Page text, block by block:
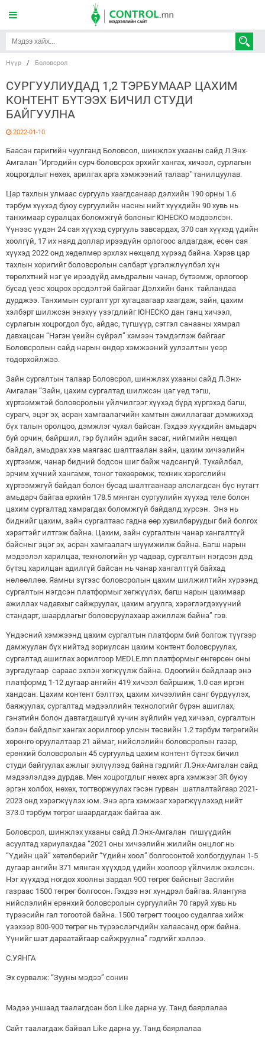
Нүүр / Боловсрол
СУРГУУЛИУДАД 1,2 ТЭРБУМААР ЦАХИМ
КОНТЕНТ БҮТЭЭХ БИЧИЛ СТУДИ
БАЙГУУЛНА
2022-01-10
Баасан гаригийн чуулганд Боловсол, шинжлэх ухааны сайд Л.Энх-
Амгалан "Иргэдийн сурч боловсрох эрхийг хангах, хичээл, сурлагын
хоцрогдлыг нөхөх, арилгах арга хэмжээний талаар" танилцуулав.
Цар тахлын улмаас сургууль хаагдсанаар дэлхийн 190 орны 1.6
тэрбум хүүхэд буюу сургуулийн насны нийт хүүхдийн 90 хувь нь
танхимаар суралцах боломжгүй болсныг ЮНЕСКО мэдээлсэн.
Үүнээс үүдэн 24 сая хүүхэд сургууль завсардах, 370 сая хүүхэд үдийн
хоолгүй, 17 их наяд доллар ирээдүйн орлогоос алдагдаж, есөн сая
хүүхэд 2022 онд хөдөлмөр эрхлэх нөхцөлд хүрээд байна. Хэрэв цар
тахлын хоригийг боловсролын салбарт үргэлжлүүлбэл хүн
төрөлхтний нэг үе ирээдүйд амьдралын чанар, бүтээмж, орлогоор
бусад үеэс хоцрох эрсдэлтэй байгааг Дэлхийн банк тайландаа
дурджээ. Танхимын сургалт урт хугацаагаар хаагдаж, зайн, цахим
хэлбэрт шилжсэн энэхүү үзэгдлийг ЮНЕСКО дан ганц хичээл,
сурлагын хоцрогдол бус, айдас, түгшүүр, сэтгэл санааны хямрал
давхацсан “Нэгэн үеийн сүйрэл” хэмээн тэмдэглэж байгааг
Боловсролын сайд нарын өндөр хэмжээний уулзалтын үеэр
тодорхойлжээ.
Зайн сургалтын талаар Боловсрол, шинжлэх ухааны сайд Л.Энх-
Амгалан “Зайн, цахим сургалтад шилжсэн цаг үед тэгш,
хүртээмжтэй боловсролын үйлчилгээг хүүхэд бүрд хүргэхэд багш,
сурагч, эцэг эх, асран хамгаалагчийн хамтын ажиллагааг дэмжихэд
бүх талын оролцоо, дэмжлэг чухал байсан. Гэхдээ хүүхдийн амьдарч
буй орчин, байршил, гэр бүлийн эдийн засаг, нийгмийн нөхцөл
байдал, амьдрах хэв маягаас шалтгаалан зайн, цахим хичээлийн
хүртээмж, чанар бидний бодсон шиг байж чадсангүй. Тухайлбал,
эрчим хүчний хангамж, тоног төхөөрөмж, техник хэрэгслийн
хүртээмжгүй байдал болон бусад шалтгаанаар алслагдсан бүс нутагт
амьдарч байгаа өрхийн 178.5 мянган сургуулийн хүүхэд теле болон
цахим сургалтад хамрагдах боломжгүй байдалд хүрсэн. Энэ нь
биднийг цахим, зайн сургалтаас гадна өөр хувилбаруудыг бий болгох
хэрэгтэйг илтгэж байна. Цахим, зайн сургалтын чанар хангалтгүй
байсныг эцэг эх, асран хамгаалагч шүүмжилж байна. Багш нарын
мэдээлэл харилцаа, технологийн ур чадвар, сургалтын нэгдсэн дэд
бүтэц харилцан адилгүй байсан нь чанар хангалтгүй байхад
нөлөөллөө. Яамны зүгээс боловсролын цахим шилжилтийн хүрээнд
сургалтын нэгдсэн платформыг хөгжүүлэх, багш нарын цахимаар
ажиллах чадавхыг сайжруулах, цахим агуулга, хэрэглэгдэхүүний
стандарт, шаардлагыг боловсруулахаар ажиллаж байна” гэв.
Үндэсний хэмжээнд цахим сургалтын платформ бий болгож түүгээр
дамжуулан бүх нийтэд зориулсан цахим контент боловсруулах,
сургалтад ашиглах зорилгоор MEDLE.mn платформыг өнгөрсөн оны
зургадугаар сараас эхлэн хөгжүүлж байна. Одоогийн байдлаар энэ
платформд 1-12 дугаар ангийн 419 хичээл байршиж, 1.0 сая иргэн
хандсан. Цахим контент бэлтгэх, цахим хичээлийн санг бүрдүүлэх,
баяжуулах, сургалтад мэдээллийн технологийг бүрэн ашиглах,
гэнэтийн болон давтагдашгүй хүчин зүйлийн үед хичээл, сургалтын
бэлэн байдлыг хангах зорилгоор улсын төсвийн 1.2 тэрбум төгрөгийн
хөрөнгө оруулалтаар 21 аймаг, нийслэлийн боловсролын газар,
ерөнхий боловсролын 45 сургуульд цахим контент бүтээх бичил
студи байгуулах ажлыг эхлүүлээд байна гэдгийг Л.Энх-Амгалан сайд
мэдээлэлдээ дурдав. Мөн хоцрогдлыг нөхөх арга хэмжээг 3R буюу
эргэн холбох, нөхөх, тогтворжуулах гэсэн гурван шатлалтайгаар 2021-
2023 онд хэрэгжүүлэх юм. Энэ арга хэмжээг хэрэгжүүлэхэд нийт
373.0 тэрбум төгрөг шаардагдаж байгаа аж.
Боловсрол, шинжлэх ухааны сайд Л.Энх-Амгалан гишүүдийн
асуултад хариулахдаа “2021 оны хичээлийн жилийн онцлог нь
“Үдийн цай” хөтөлбөрийг “Үдийн хоол” болгосонтой холбогдуулан 1-5
дугаар ангийн 371 мянган хүүхдэд үдийн хоолоор үйлчилж эхэлсэн.
Нэг хүүхдэд ногдох хоолны зардал 900 төгрөг байсныг Засгийн
газраас 1500 төгрөг болгосон. Гэхдээ нэг хүндрэл байгаа. Ялангуяа
нийслэлийн ерөнхий боловсролын сургуулийн 70 гаруй хувь нь
түрээсийн гал тогоотой байна. 1500 төгрөгт тооцоо судалгаа хийж
үзэхээр 800-900 төгрөг нь түрээслэгчдийн халаасанд орж байна.
Үүнийг шат дараатайгаар сайжруулна” гэдгийг хэллээ.
С.УЯНГА
Эх сурвалж: “Зууны мэдээ” сонин
Мэдээ уншаад таалагдсан бол Like дарна уу. Танд баярлалаа
Сайт таалагдаж байвал Like дарна уу. Танд баярлалаа